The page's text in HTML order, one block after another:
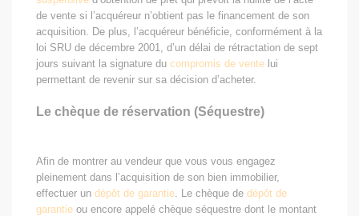
de vente si l’acquéreur n’obtient pas le financement de son
acquisition. De plus, l’acquéreur bénéficie, conformément à la
loi SRU de décembre 2001, d’un délai de rétractation de sept
jours suivant la signature du compromis de vente lui
permettant de revenir sur sa décision d’acheter.
Le chèque de réservation (Séquestre)
Afin de montrer au vendeur que vous vous engagez
pleinement dans l’acquisition de son bien immobilier,
effectuer un dépôt de garantie. Le chèque de dépôt de
garantie ou encore appelé chèque séquestre dont le montant